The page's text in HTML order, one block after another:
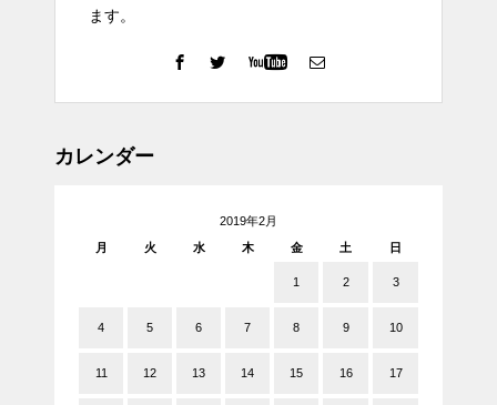
ます。
カレンダー
2019年2月
月
火 水 木 金 土 日
1 2 3
4 5 6 7 8 9 10
11 12 13 14 15 16 17